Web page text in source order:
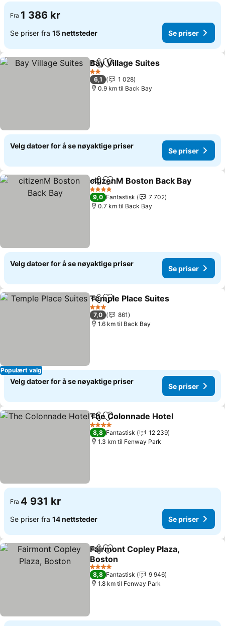
Fra 1 386 kr
Se priser fra 15 nettsteder Se priser
Del Legg til i favoritter
Bay Village Suites
2 Stjerner
6,1
1 028
0.9 km til Back Bay
Velg datoer for å se nøyaktige priser
Se priser
Del Legg til i favoritter
citizenM Boston Back Bay
4 Stjerner
9,0 Fantastisk
7 702
0.7 km til Back Bay
Velg datoer for å se nøyaktige priser
Se priser
Populært valg
Del Legg til i favoritter
Temple Place Suites
3 Stjerner
7,0
861
1.6 km til Back Bay
Velg datoer for å se nøyaktige priser
Se priser
Del Legg til i favoritter
The Colonnade Hotel
4 Stjerner
8,8 Fantastisk
12 239
1.3 km til Fenway Park
Fra 4 931 kr
Se priser fra 14 nettsteder Se priser
Del Legg til i favoritter
Fairmont Copley Plaza,
Boston
4 Stjerner
8,8 Fantastisk
9 946
1.8 km til Fenway Park